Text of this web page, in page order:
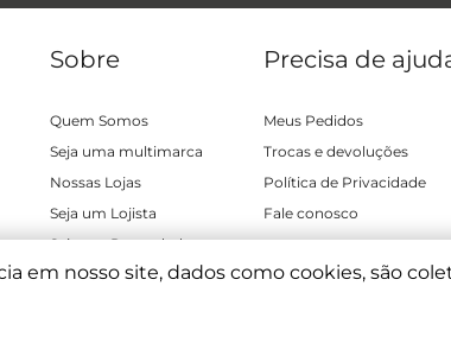
em nosso site, dados como cookies, são
Sobre
Quem Somos
Seja uma multimarca
Nossas Lojas
Seja um Lojista
Seja um Revendedor
Precisa de
Meus Pedidos
Trocas e devoluções
Política de Privacidade
Fale conosco